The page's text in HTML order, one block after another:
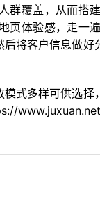
覆盖，从而搭
体验感，走一
将客户信息做
式多样可供选